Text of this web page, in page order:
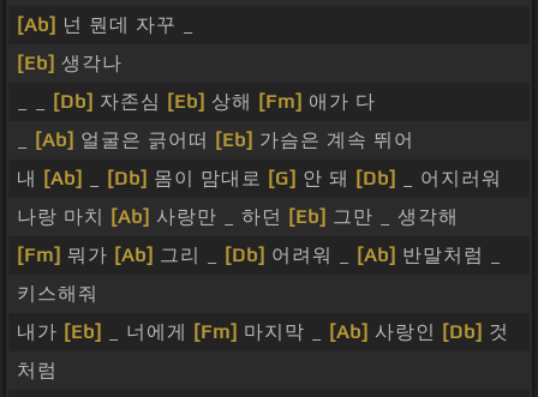
[Ab] 넌 뭔데 자꾸 _
[Eb] 생각나
[Db] 자존심 [Eb] 상해 [Fm] 애가 다
[Ab] 얼굴은 긁어떠 [Eb] 가슴은 계속 뛰어
내
[Ab] [Db] 몸이 맘대로 [G] 안 돼 [Db]
_ 어지러워
나랑 마치
[Ab] 사랑만 _ 하던 [Eb] 그만 _ 생각해
[Fm] 뭐가 [Ab] 그리 _ [Db] 어려워 _ [Ab] 반말처럼 _
키스해줘
내가 [Eb] _ 너에게 [Fm] 마지막 _ [Ab] 사랑인 [Db] 것
처럼